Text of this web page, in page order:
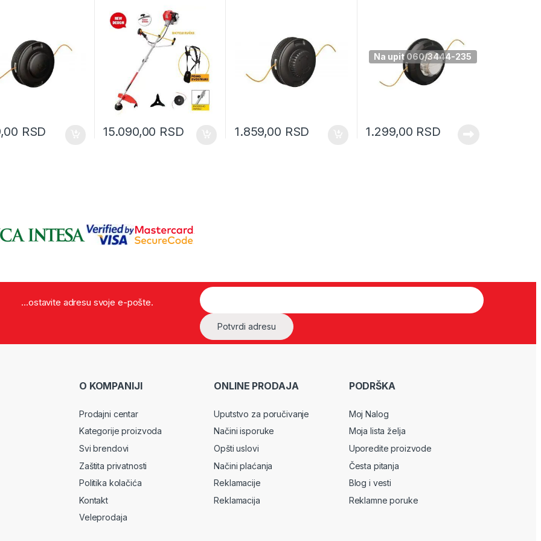
RSD 15.090,00 RSD 1.859,00 RSD
Na upit 060/3444-235
1.299,00 RSD
...ostavite adresu svoje e-pošte.
O KOMPANIJI
Prodajni centar
Kategorije proizvoda
Svi brendovi
Zaštita privatnosti
Politika kolačića
Kontakt
Veleprodaja
ONLINE PRODAJA
Uputstvo za poručivanje
Načini isporuke
Opšti uslovi
Načini plaćanja
Reklamacije
Reklamacija
PODRŠKA
Moj Nalog
Moja lista želja
Uporedite proizvode
Česta pitanja
Blog i vesti
Reklamne poruke